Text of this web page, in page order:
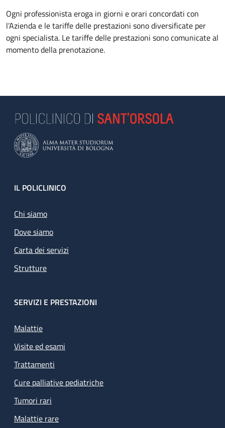
Ogni professionista eroga in giorni e orari concordati con
l’Azienda e le tariffe delle prestazioni sono diversificate per
ogni specialista. Le tariffe delle prestazioni sono comunicate al
momento della prenotazione.
Footer
IL POLICLINICO
Chi siamo
Dove siamo
Carta dei servizi
Strutture
SERVIZI E PRESTAZIONI
Malattie
Visite ed esami
Trattamenti
Cure palliative pediatriche
Tumori rari
Malattie rare